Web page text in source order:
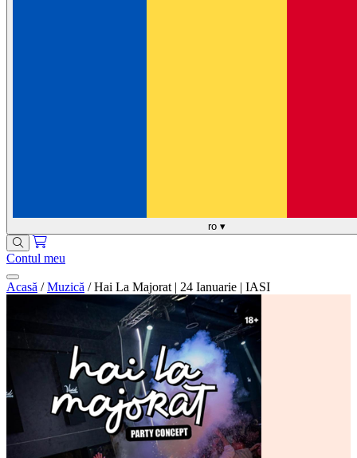
ro ▾
Contul meu
Acasă / Muzică / Hai La Majorat | 24 Ianuarie | IASI